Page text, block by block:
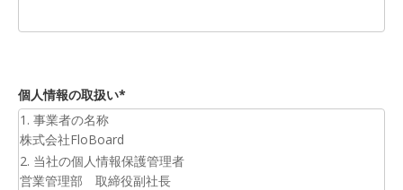
個人情報の取扱い*
1. 事業者の名称
株式会社FloBoard
2. 当社の個人情報保護管理者
営業管理部 取締役副社長